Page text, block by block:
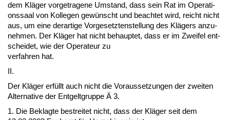
dem Kläger vor­ge­tra­ge­ne Um­stand, dass sein Rat im Ope­ra­ti­
ons­saal von Kol­le­gen gewünscht und be­ach­tet wird, reicht nicht
aus, um ei­ne der­ar­ti­ge Vor­ge­setz­ten­stel­lung des Klägers an­zu­
neh­men. Der Kläger hat nicht be­haup­tet, dass er im Zwei­fel ent­
schei­det, wie der Ope­ra­teur zu
ver­fah­ren hat.
II.
Der Kläger erfüllt auch nicht die Vor­aus­set­zun­gen der zwei­ten
Al­ter­na­ti­ve der Ent­gelt­grup­pe Ä 3.
1. Die Be­klag­te be­strei­tet nicht, dass der Kläger seit dem